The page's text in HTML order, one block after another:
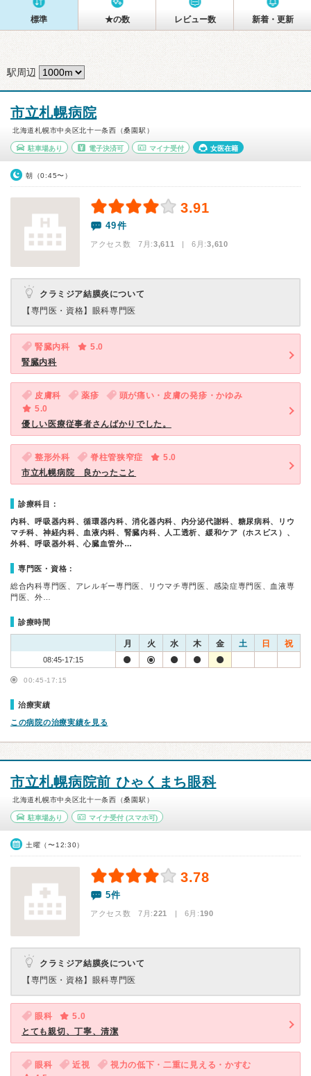
標準 ★の数 レビュー数 新着・更新
駅周辺
市立札幌病院
北海道札幌市中央区北十一条西（桑園駅）
駐車場あり 電子決済可 マイナ受付 女医在籍
朝（0:45〜）
3.91
49件
アクセス数 7月:3,611 | 6月:3,610
クラミジア結膜炎について
【専門医・資格】 眼科専門医
腎臓内科
5.0
腎臓内科
皮膚科 薬疹
頭が痛い・皮膚の発疹・かゆみ
5.0
優しい医療従事者さんばかりでした。
整形外科 脊柱管狭窄症
5.0
市立札幌病院 良かったこと
診療科目：
内科、呼吸器内科、循環器内科、消化器内科、内分泌代謝科、糖尿病科、リウ
マチ科、神経内科、血液内科、腎臓内科、人工透析、緩和ケア（ホスピス）、
外科、呼吸器外科、心臓血管外…
専門医・資格：
総合内科専門医、アレルギー専門医、リウマチ専門医、感染症専門医、血液専
門医、外…
診療時間
月 火 水 木 金 土 日 祝
08:45-17:15
00:45-17:15
治療実績
この病院の治療実績を見る
市立札幌病院前 ひゃくまち眼科
北海道札幌市中央区北十一条西（桑園駅）
駐車場あり マイナ受付(スマホ可)
土曜（〜12:30）
3.78
5件
アクセス数 7月:221 | 6月:190
クラミジア結膜炎について
【専門医・資格】 眼科専門医
眼科
5.0
とても親切、丁寧、清潔
眼科 近視
視力の低下・二重に見える・かすむ